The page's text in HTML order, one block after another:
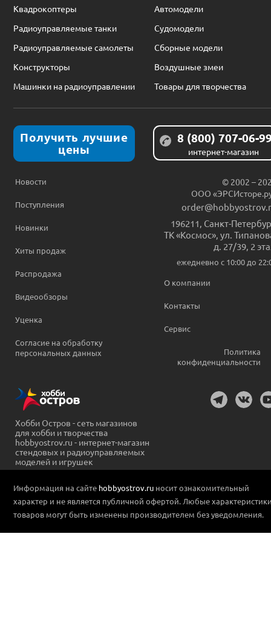
Квадрокоптеры
Автомодели
Радиоуправляемые танки
Судомодели
Радиоуправляемые самолеты
Сборные модели
Конструкторы
Воздушные змеи
Машинки на радиоуправлении
Товары для творчества
Получить лучшие
цены
8 (800) 707-06-
интернет-магазин
Новости
Поступления
Новинки
Хиты продаж
Распродажа
Видеообзоры
Уценка
Согласие на обработку
персональных данных
© 2002 –
ООО
196211 Санкт-
ТК «Космос», ул.
д. 27/39, 2
ежедневно c 10:00 до
О компании
Контакты
Сервис
Политика
конфиденциальности
Хобби Остров - сеть магазинов
для хобби и творчества
hobbyostrov.ru - интернет-магазин
стендовых и радиоуправляемых
моделей и игрушек
Информация на сайте hobbyostrov.ru носит ознакомительный
характер и не является публичной офертой. Любые
товаров могут быть изменены производителем без уведомления.